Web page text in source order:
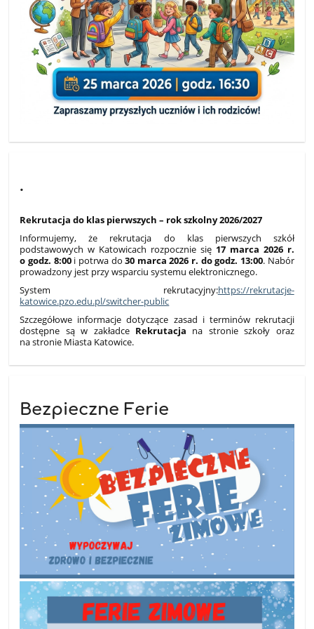
.
Rekrutacja do klas pierwszych – rok szkolny 2026/2027
Informujemy, że rekrutacja do klas pierwszych szkół
podstawowych w Katowicach rozpocznie się 17 marca 2026 r.
o godz. 8:00i potrwa do30 marca 2026 r. do godz. 13:00. Nabór
prowadzony jest przy wsparciu systemu elektronicznego.
System rekrutacyjny:https://rekrutacje-
katowice.pzo.edu.pl/switcher-public
Szczegółowe informacje dotyczące zasad i terminów rekrutacji
dostępne są w zakładce Rekrutacja na stronie szkoły oraz
na stronie Miasta Katowice.
Bezpieczne Ferie